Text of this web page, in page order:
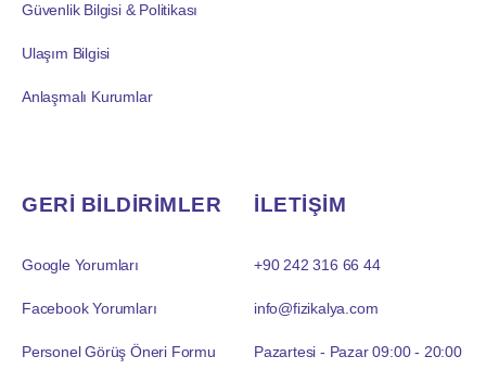
Güvenlik Bilgisi & Politikası
Ulaşım Bilgisi
Anlaşmalı Kurumlar
GERİ BİLDİRİMLER
Google Yorumları
Facebook Yorumları
Personel Görüş Öneri Formu
İLETİŞİM
+90 242 316 66 44
info@fizikalya.com
Pazartesi - Pazar 09:00 - 20:00